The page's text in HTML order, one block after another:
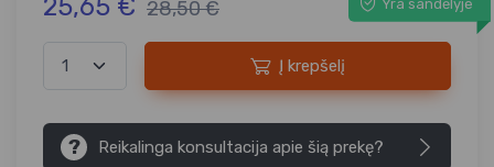
25,65 € 28,50 € Yra sandėlyje
Į krepšelį
? Reikalinga konsultacija apie šią prekę?